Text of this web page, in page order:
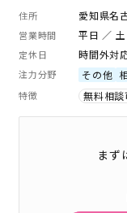
住所 愛知県名
営業時間 平日 ／
定休日 時間外対
注力分野 その他
特徴 無料相談
まず